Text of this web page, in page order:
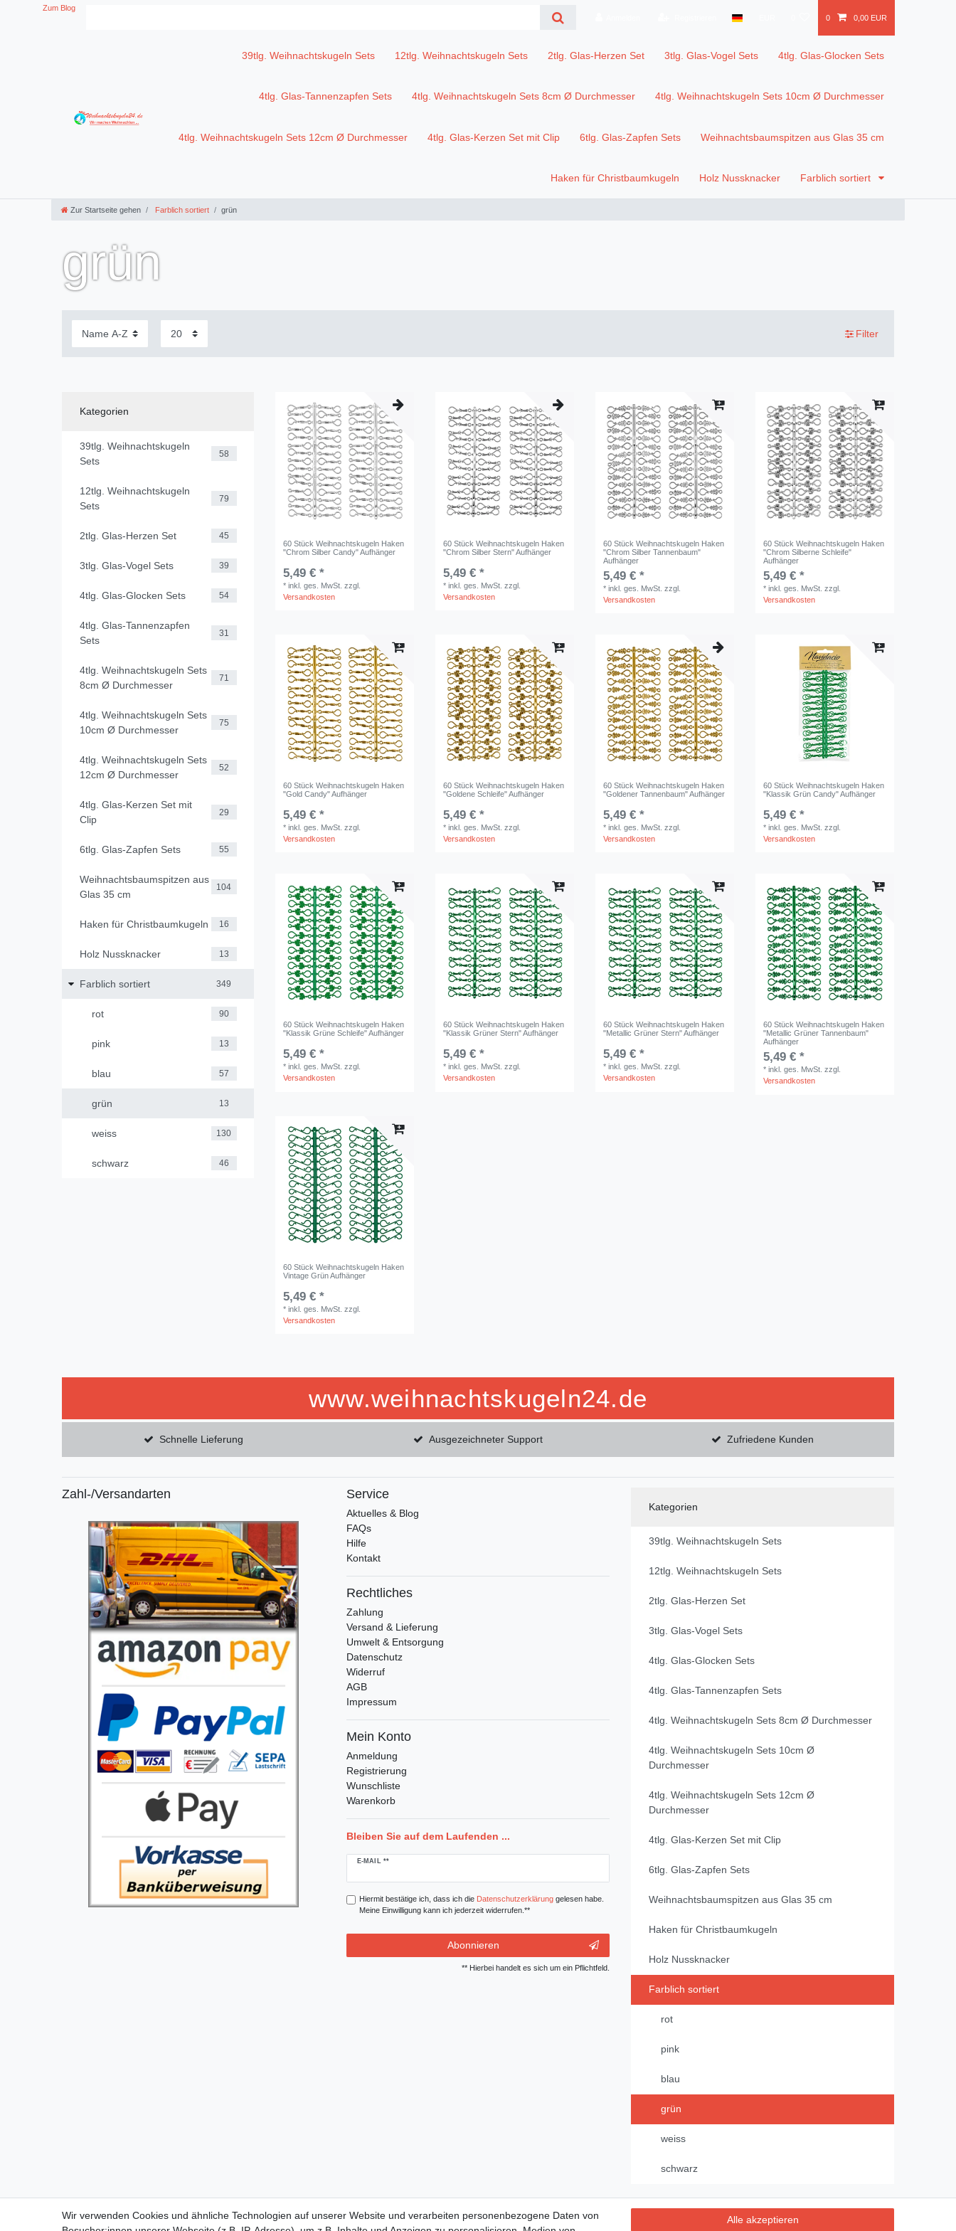
Zum Blog
0 0,00 EUR
39tlg. Weihnachtskugeln Sets 12tlg. Weihnachtskugeln Sets 2tlg. Glas-Herzen Set 3tlg. Glas-Vogel Sets 4tlg. Glas-Glocken Sets
4tlg. Glas-Tannenzapfen Sets 4tlg. Weihnachtskugeln Sets 8cm Ø Durchmesser 4tlg. Weihnachtskugeln Sets 10cm Ø Durchmesser
4tlg. Weihnachtskugeln Sets 12cm Ø Durchmesser 4tlg. Glas-Kerzen Set mit Clip 6tlg. Glas-Zapfen Sets Weihnachtsbaumspitzen aus Glas 35 cm
Haken für Christbaumkugeln Holz Nussknacker Farblich sortiert
Zur Startseite gehen Farblich sortiert grün
grün
Filter
Kategorien
39tlg. Weihnachtskugeln
Sets
58
12tlg. Weihnachtskugeln
Sets
79
2tlg. Glas-Herzen Set 45
3tlg. Glas-Vogel Sets 39
4tlg. Glas-Glocken Sets 54
4tlg. Glas-Tannenzapfen
Sets
31
4tlg. Weihnachtskugeln Sets
8cm Ø Durchmesser
71
4tlg. Weihnachtskugeln Sets
10cm Ø Durchmesser
75
4tlg. Weihnachtskugeln Sets
12cm Ø Durchmesser
52
4tlg. Glas-Kerzen Set mit
Clip
29
6tlg. Glas-Zapfen Sets 55
Weihnachtsbaumspitzen aus
Glas 35 cm
104
Haken für Christbaumkugeln 16
Holz Nussknacker 13
Farblich sortiert 349
rot 90
pink 13
blau 57
grün 13
weiss 130
schwarz 46
60 Stück Weihnachtskugeln Haken
"Chrom Silber Candy" Aufhänger
5,49 € *
*inkl. ges. MwSt. zzgl.
Versandkosten
60 Stück Weihnachtskugeln Haken
"Chrom Silber Stern" Aufhänger
5,49 € *
*inkl. ges. MwSt. zzgl.
Versandkosten
60 Stück Weihnachtskugeln Haken
"Chrom Silber Tannenbaum"
Aufhänger
5,49 € *
*inkl. ges. MwSt. zzgl.
Versandkosten
60 Stück Weihnachtskugeln Haken
"Chrom Silberne Schleife"
Aufhänger
5,49 € *
*inkl. ges. MwSt. zzgl.
Versandkosten
60 Stück Weihnachtskugeln Haken
"Gold Candy" Aufhänger
5,49 € *
*inkl. ges. MwSt. zzgl.
Versandkosten
60 Stück Weihnachtskugeln Haken
"Goldene Schleife" Aufhänger
5,49 € *
*inkl. ges. MwSt. zzgl.
Versandkosten
60 Stück Weihnachtskugeln Haken
"Goldener Tannenbaum" Aufhänger
5,49 € *
*inkl. ges. MwSt. zzgl.
Versandkosten
60 Stück Weihnachtskugeln Haken
"Klassik Grün Candy" Aufhänger
5,49 € *
*inkl. ges. MwSt. zzgl.
Versandkosten
60 Stück Weihnachtskugeln Haken
"Klassik Grüne Schleife" Aufhänger
5,49 € *
*inkl. ges. MwSt. zzgl.
Versandkosten
60 Stück Weihnachtskugeln Haken
"Klassik Grüner Stern" Aufhänger
5,49 € *
*inkl. ges. MwSt. zzgl.
Versandkosten
60 Stück Weihnachtskugeln Haken
"Metallic Grüner Stern" Aufhänger
5,49 € *
*inkl. ges. MwSt. zzgl.
Versandkosten
60 Stück Weihnachtskugeln Haken
"Metallic Grüner Tannenbaum"
Aufhänger
5,49 € *
*inkl. ges. MwSt. zzgl.
Versandkosten
60 Stück Weihnachtskugeln Haken
Vintage Grün Aufhänger
5,49 € *
*inkl. ges. MwSt. zzgl.
Versandkosten
www.weihnachtskugeln24.de
Schnelle Lieferung Ausgezeichneter Support Zufriedene Kunden
Zahl-/Versandarten Service
Aktuelles & Blog
FAQs
Hilfe
Kontakt
Rechtliches
Zahlung
Versand & Lieferung
Umwelt & Entsorgung
Datenschutz
Widerruf
AGB
Impressum
Mein Konto
Anmeldung
Registrierung
Wunschliste
Warenkorb
Bleiben Sie auf dem Laufenden ...
E-MAIL **
Newsletter
Hiermit bestätige ich, dass ich die Daten­schutz­erklärunggelesen habe.
Meine Einwilligung kann ich jederzeit widerrufen.**
Abonnieren
** Hierbei handelt es sich um ein Pflichtfeld.
Kategorien
39tlg. Weihnachtskugeln Sets
12tlg. Weihnachtskugeln Sets
2tlg. Glas-Herzen Set
3tlg. Glas-Vogel Sets
4tlg. Glas-Glocken Sets
4tlg. Glas-Tannenzapfen Sets
4tlg. Weihnachtskugeln Sets 8cm Ø Durchmesser
4tlg. Weihnachtskugeln Sets 10cm Ø
Durchmesser
4tlg. Weihnachtskugeln Sets 12cm Ø
Durchmesser
4tlg. Glas-Kerzen Set mit Clip
6tlg. Glas-Zapfen Sets
Weihnachtsbaumspitzen aus Glas 35 cm
Haken für Christbaumkugeln
Holz Nussknacker
Farblich sortiert
rot
pink
blau
grün
weiss
schwarz
Wir verwenden Cookies und ähnliche Technologien auf unserer Website und verarbeiten personenbezogene Daten von
Alle akzeptieren